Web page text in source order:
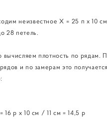
неизвестное Х = 25 п х 10
28 петель.
вычисляем плотность по рядам.
и по замерам это
16 р х 10 см / 11 см = 14,5 р